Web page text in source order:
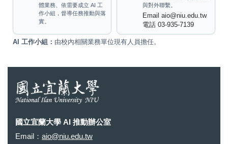
體業務、依需要成立 AI 工
作小組，督導任務推動與落
實。
與對外聯繫。
Email aio@niu.edu.tw
電話 03-935-7139
AI 工作小組： 由校內相關業務單位現有人員擔任。
國立宜蘭大學 AI 推動辦公室
Email： aio@niu.edu.tw